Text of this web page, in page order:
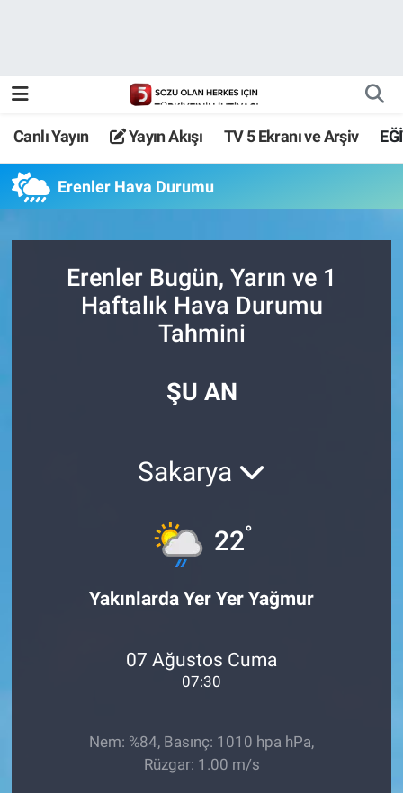
Canlı Yayın Yayın Akışı TV 5 Ekranı ve Arşiv
Erenler Hava Durumu
Erenler Bugün, Yarın ve 1
Haftalık Hava Durumu
Tahmini
ŞU AN
Sakarya
22°
Yakınlarda Yer Yer Yağmur
07 Ağustos Cuma
07:30
Nem: %84, Basınç: 1010 hpa hPa,
Rüzgar: 1.00 m/s
TV 5 Ekranı ve Arşiv